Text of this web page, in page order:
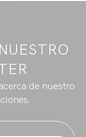
de nuestro